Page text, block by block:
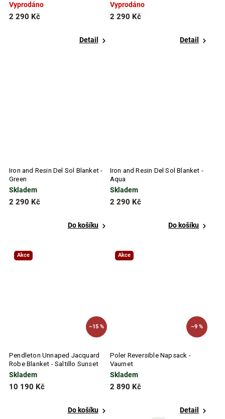
Vyprodáno
2 290 Kč
Detail
Vyprodáno
2 290 Kč
Detail
Iron and Resin Del Sol Blanket -
Green
Skladem
2 290 Kč
Do košíku
Iron and Resin Del Sol Blanket -
Aqua
Skladem
2 290 Kč
Do košíku
Akce
–15 %
Pendleton Unnaped Jacquard
Robe Blanket - Saltillo Sunset
Skladem
10 190 Kč
Do košíku
Akce
–9 %
Poler Reversible Napsack -
Vaurnet
Skladem
2 890 Kč
Detail